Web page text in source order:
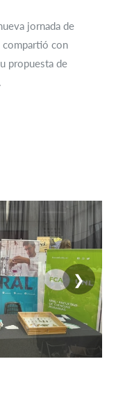
jornada de
compartió con
propuesta de
❯